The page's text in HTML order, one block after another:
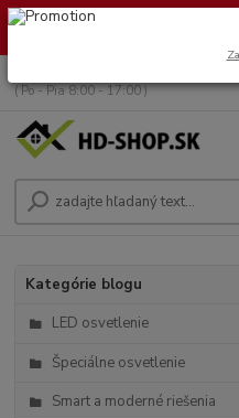
🏖️ DOVOLENKA 30.7.2026 –
( Po - Pia 8:00 - 17:00 )
Kategórie blogu
LED osvetlenie
Špeciálne osvetlenie
Smart a moderné riešenia